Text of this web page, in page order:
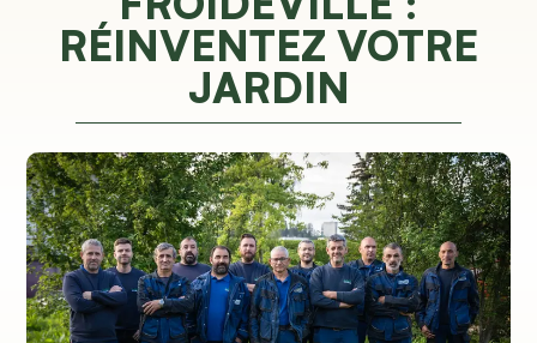
RÉINVENTEZ VOTRE
JARDIN